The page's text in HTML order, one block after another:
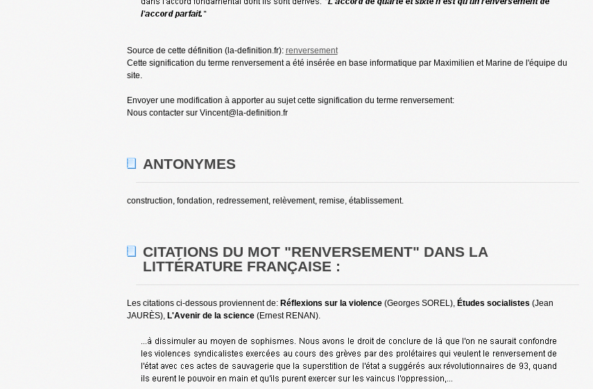
Source de cette définition (la-definition.fr): renversement
Cette signification du terme renversement a été insérée en base informatique par Maximilien et Marine de l'équipe du
site.
Envoyer une modification à apporter au sujet cette signification du terme renversement:
Nous contacter sur Vincent@la-definition.fr
ANTONYMES
construction, fondation, redressement, relèvement, remise, établissement.
CITATIONS DU MOT "RENVERSEMENT" DANS LA
LITTÉRATURE FRANÇAISE :
Les citations ci-dessous proviennent de: Réflexions sur la violence(Georges SOREL), Études socialistes(Jean
JAURÈS), L'Avenir de la science(Ernest RENAN).